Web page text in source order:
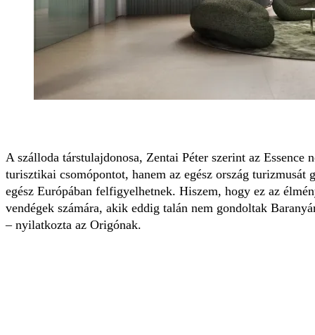
A szálloda társtulajdonosa, Zentai Péter szerint az
turisztikai csomópontot, hanem az egész ország
egész Európában felfigyelhetnek. Hiszem, hogy ez az
vendégek számára, akik eddig talán nem gondoltak
– nyilatkozta az Origónak.